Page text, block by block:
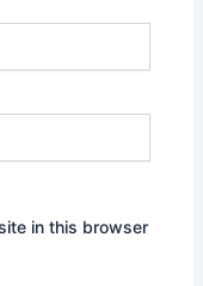
in this browser